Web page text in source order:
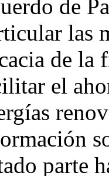
de
las
de la
el
parte